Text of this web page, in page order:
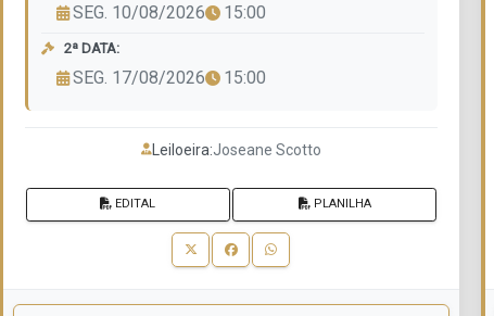
SEG. 10/08/2026 15:00
2ª DATA:
SEG. 17/08/2026 15:00
Leiloeira:Joseane Scotto
EDITAL PLANILHA